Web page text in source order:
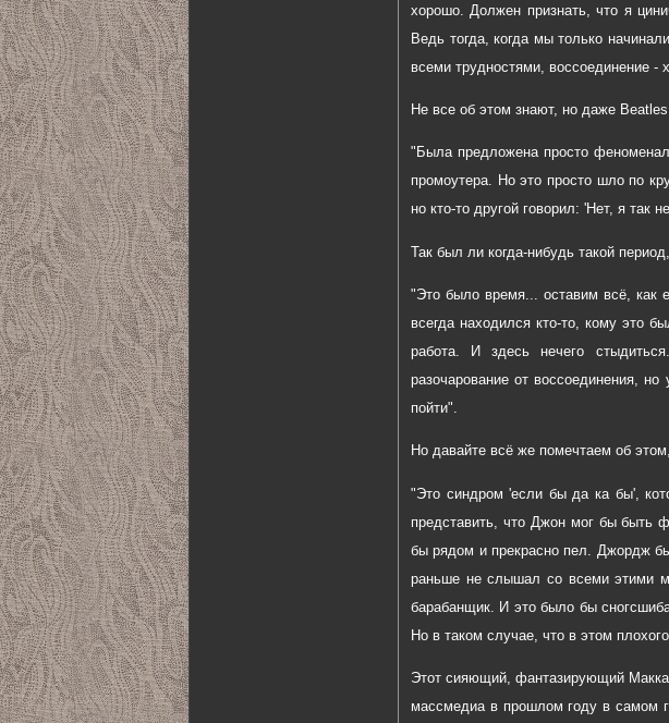
хорошо. Должен признать, что я
Ведь тогда, когда мы только
всеми трудностями, воссоединение -
Не все об этом знают, но даже
"Была предложена просто
промоутера. Но это просто шло по
но кто-то другой говорил: 'Нет, я так
Так был ли когда-нибудь такой
"Это было время... оставим всё, как
всегда находился кто-то, кому это
работа. И здесь нечего
разочарование от воссоединения,
пойти".
Но давайте всё же помечтаем об
"Это синдром 'если бы да ка бы',
представить, что Джон мог бы быть
бы рядом и прекрасно пел. Джордж бы
раньше не слышал со всеми этими
барабанщик. И это было бы
Но в таком случае, что в этом
Этот сияющий, фантазирующий
массмедиа в прошлом году в самом